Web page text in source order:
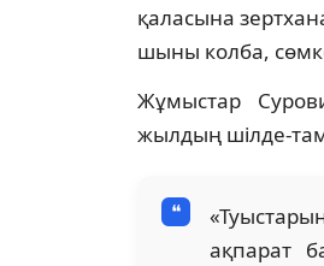
қаласына
шыны колба,
Жұмыстар
жылдың шілде-
ақпарат